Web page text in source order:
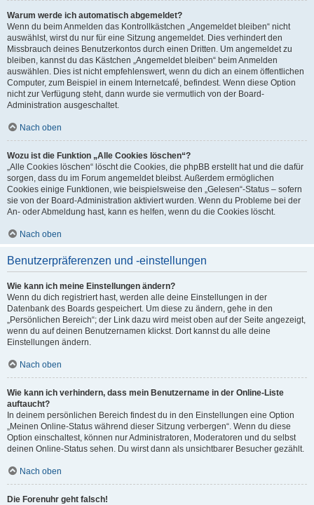
Warum werde ich automatisch abgemeldet?
Wenn du beim Anmelden das Kontrollkästchen „Angemeldet bleiben“ nicht
auswählst, wirst du nur für eine Sitzung angemeldet. Dies verhindert den
Missbrauch deines Benutzerkontos durch einen Dritten. Um angemeldet zu
bleiben, kannst du das Kästchen „Angemeldet bleiben“ beim Anmelden
auswählen. Dies ist nicht empfehlenswert, wenn du dich an einem öffentlichen
Computer, zum Beispiel in einem Internetcafé, befindest. Wenn diese Option
nicht zur Verfügung steht, dann wurde sie vermutlich von der Board-
Administration ausgeschaltet.
Nach oben
Wozu ist die Funktion „Alle Cookies löschen“?
„Alle Cookies löschen“ löscht die Cookies, die phpBB erstellt hat und die dafür
sorgen, dass du im Forum angemeldet bleibst. Außerdem ermöglichen
Cookies einige Funktionen, wie beispielsweise den „Gelesen“-Status – sofern
sie von der Board-Administration aktiviert wurden. Wenn du Probleme bei der
An- oder Abmeldung hast, kann es helfen, wenn du die Cookies löscht.
Nach oben
Benutzerpräferenzen und -einstellungen
Wie kann ich meine Einstellungen ändern?
Wenn du dich registriert hast, werden alle deine Einstellungen in der
Datenbank des Boards gespeichert. Um diese zu ändern, gehe in den
„Persönlichen Bereich“; der Link dazu wird meist oben auf der Seite angezeigt,
wenn du auf deinen Benutzernamen klickst. Dort kannst du alle deine
Einstellungen ändern.
Nach oben
Wie kann ich verhindern, dass mein Benutzername in der Online-Liste
auftaucht?
In deinem persönlichen Bereich findest du in den Einstellungen eine Option
„Meinen Online-Status während dieser Sitzung verbergen“. Wenn du diese
Option einschaltest, können nur Administratoren, Moderatoren und du selbst
deinen Online-Status sehen. Du wirst dann als unsichtbarer Besucher gezählt.
Nach oben
Die Forenuhr geht falsch!